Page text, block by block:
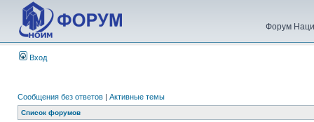
Форум
Вход
Сообщения без ответов | Активные темы
Список форумов